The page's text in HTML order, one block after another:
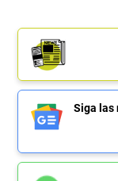
Siga las